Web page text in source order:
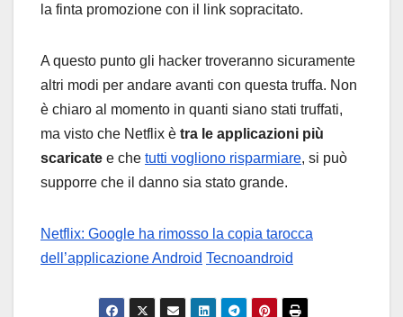
la finta promozione con il link sopracitato.
A questo punto gli hacker troveranno sicuramente
altri modi per andare avanti con questa truffa. Non
è chiaro al momento in quanti siano stati truffati,
ma visto che Netflix è tra le applicazioni più
scaricate e che tutti vogliono risparmiare, si può
supporre che il danno sia stato grande.
Netflix: Google ha rimosso la copia tarocca
dell’applicazione Android Tecnoandroid